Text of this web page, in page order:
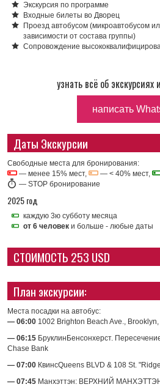
Экскурсия по программе
Входные билеты во Дворец
Проезд автобусом (микроавтобусом
зависимости от состава группы)
Сопровождение
узнать всё об
написать
Даты Экскурсии
Свободные места для бронирования:
— менее 15% мест,
— < 40% мест,
— STOP бронирование
2025 год
каждую 3ю субботу месяца
от 6 человек и больше - любые даты
СТОИМОСТЬ 253 USD
План экскурсии:
Места посадки на автобус:
— 06:00 1002 Brighton Beach Ave.,
— 06:15 БруклинБенсонхерст.
Chase Bank
— 07:00 КвинсQueens BLVD & 108 St.
— 07:45 Манхэттэн: ВЕРХНИЙ МАНХЭТТЭН